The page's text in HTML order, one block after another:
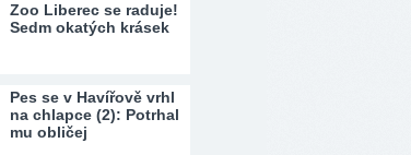
Zoo Liberec se raduje!
Sedm okatých krásek
Pes se v Havířově vrhl
na chlapce (2): Potrhal
mu obličej